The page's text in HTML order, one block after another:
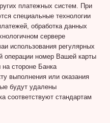
платежных систем. При
специальные технологии
обработка данных
сервере
использования регулярных
операции номер Вашей карты
на стороне Банка
выполнения или оказания
будут удалены
соответствуют стандартам